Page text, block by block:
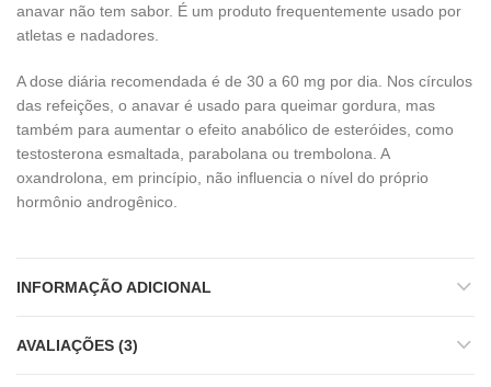
anavar não tem sabor. É um produto frequentemente usado por
atletas e nadadores.
A dose diária recomendada é de 30 a 60 mg por dia. Nos círculos
das refeições, o anavar é usado para queimar gordura, mas
também para aumentar o efeito anabólico de esteróides, como
testosterona esmaltada, parabolana ou trembolona. A
oxandrolona, ​​em princípio, não influencia o nível do próprio
hormônio androgênico.
INFORMAÇÃO ADICIONAL
AVALIAÇÕES (3)